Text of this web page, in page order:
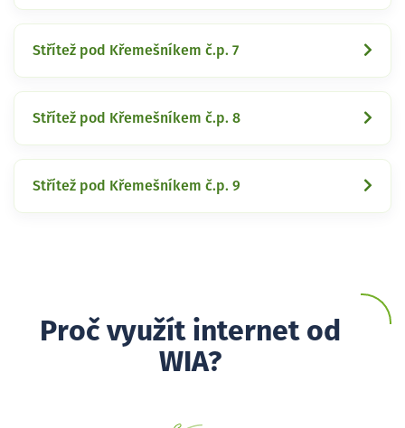
Střítež pod Křemešníkem č.p. 7
Střítež pod Křemešníkem č.p. 8
Střítež pod Křemešníkem č.p. 9
Proč využít internet od
WIA?